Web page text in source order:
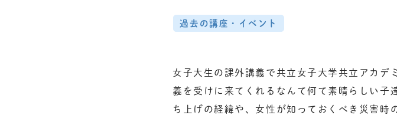
過去の講座・イベント
女子大生の課外講義で共立女子大学共立アカデ
義を受けに来てくれるなんて何て素晴らしい子
ち上げの経緯や、女性が知っておくべき災害時